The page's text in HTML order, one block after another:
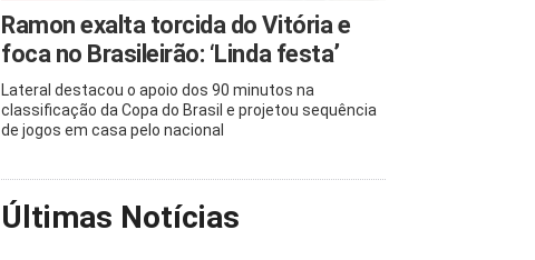
Ramon exalta torcida do Vitória e
foca no Brasileirão: ‘Linda festa’
Lateral destacou o apoio dos 90 minutos na
classificação da Copa do Brasil e projetou sequência
de jogos em casa pelo nacional
Últimas Notícias